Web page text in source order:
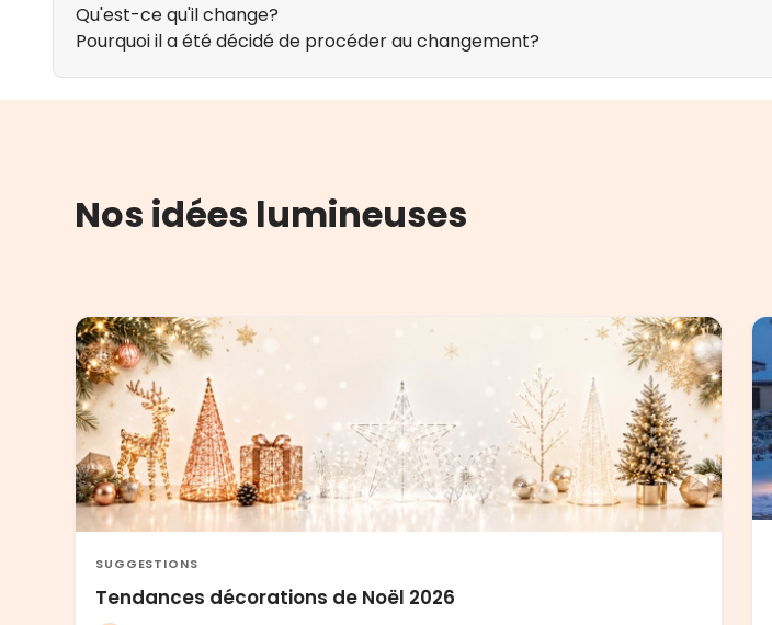
Qu'est-ce qu'il change?
Pourquoi il a été décidé de procéder au changement?
Nos idées lumineuses
SUGGESTIONS
Tendances décorations de Noël 2026